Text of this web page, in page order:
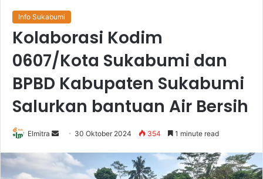
Info Sukabumi
Kolaborasi Kodim
0607/Kota Sukabumi dan
BPBD Kabupaten Sukabumi
Salurkan bantuan Air Bersih
Elmitra
Send
email
30 Oktober 2024 354 1 minute read